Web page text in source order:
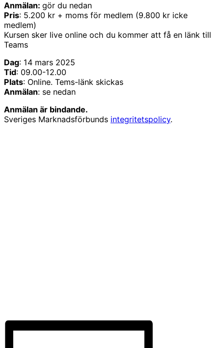
Anmälan: gör du nedan
Pris: 5.200 kr + moms för medlem (9.800 kr icke
medlem)
Kursen sker live online och du kommer att få en länk till
Teams
Dag: 14 mars 2025
Tid: 09.00-12.00
Plats: Online. Tems-länk skickas
Anmälan: se nedan
Anmälan är bindande.
Sveriges Marknadsförbunds integritetspolicy.